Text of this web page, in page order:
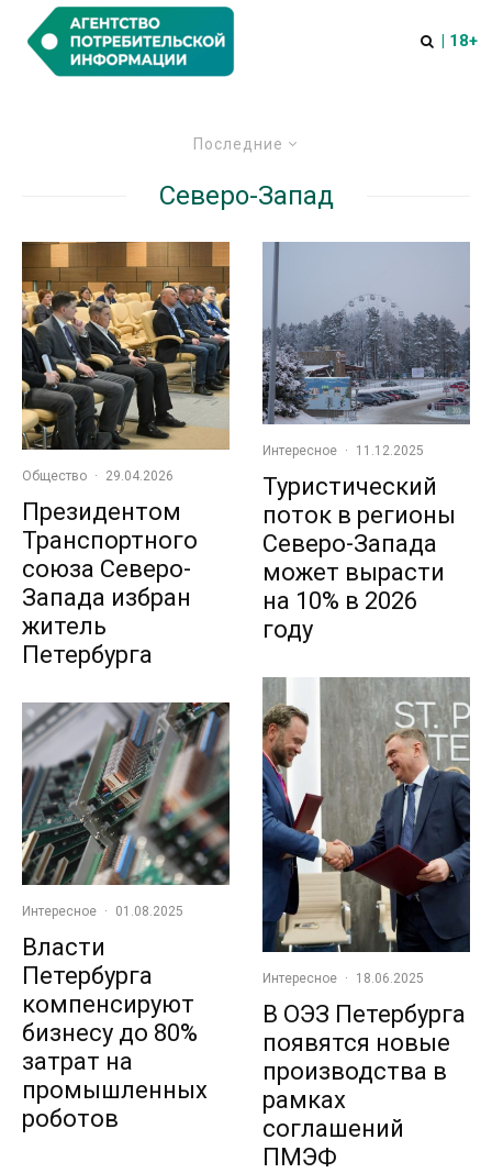
| 18+
Последние
Северо-Запад
Общество · 29.04.2026
Президентом
Транспортного
союза Северо-
Запада избран
житель
Петербурга
Интересное · 01.08.2025
Власти
Петербурга
компенсируют
бизнесу до 80%
затрат на
промышленных
роботов
Интересное · 11.12.2025
Туристический
поток в регионы
Северо-Запада
может вырасти
на 10% в 2026
году
Интересное · 18.06.2025
В ОЭЗ Петербурга
появятся новые
производства в
рамках
соглашений
ПМЭФ